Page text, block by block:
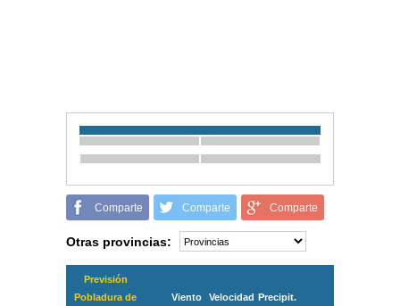
Comparte Comparte Comparte
Otras provincias:
Previsión
Pobladura de
Viento Velocidad Precipit.